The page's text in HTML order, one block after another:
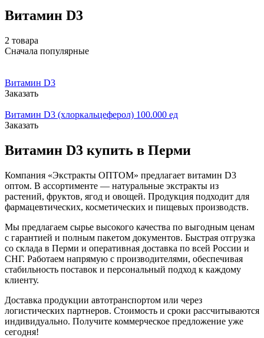
Витамин D3
2 товара
Сначала популярные
Витамин D3
Заказать
Витамин D3 (хлоркальцеферол) 100.000 ед
Заказать
Витамин D3 купить в Перми
Компания «Экстракты ОПТОМ» предлагает витамин D3
оптом. В ассортименте — натуральные экстракты из
растений, фруктов, ягод и овощей. Продукция подходит для
фармацевтических, косметических и пищевых производств.
Мы предлагаем сырье высокого качества по выгодным ценам
с гарантией и полным пакетом документов. Быстрая отгрузка
со склада в Перми и оперативная доставка по всей России и
СНГ. Работаем напрямую с производителями, обеспечивая
стабильность поставок и персональный подход к каждому
клиенту.
Доставка продукции автотранспортом или через
логистических партнеров. Стоимость и сроки рассчитываются
индивидуально. Получите коммерческое предложение уже
сегодня!